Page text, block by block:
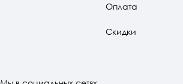
Оплата
Скидки